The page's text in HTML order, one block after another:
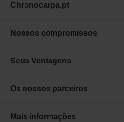
Chronocarpa.pt
Nossos compromissos
Seus Ventagens
Os nossos parceiros
Mais informações